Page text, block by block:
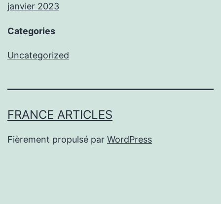
janvier 2023
Categories
Uncategorized
FRANCE ARTICLES
Fièrement propulsé par WordPress